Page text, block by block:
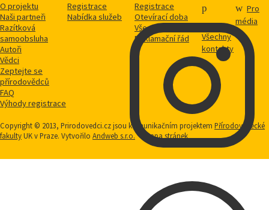
O projektu
Naši partneři
Razítková
samoobsluha
Autoři
Vědci
Zeptejte se
přírodovědců
FAQ
Výhody registrace
Registrace
Nabídka služeb
Registrace
Otevírací doba
Vše o nákupu
Reklamační řád
Všechny
kontakty
Pro
média
Copyright © 2013, Prirodovedci.cz jsou komunikačním projektem Přírodovědecké
fakultyUK v Praze. Vytvořilo Andweb s.r.o. Mapa stránek